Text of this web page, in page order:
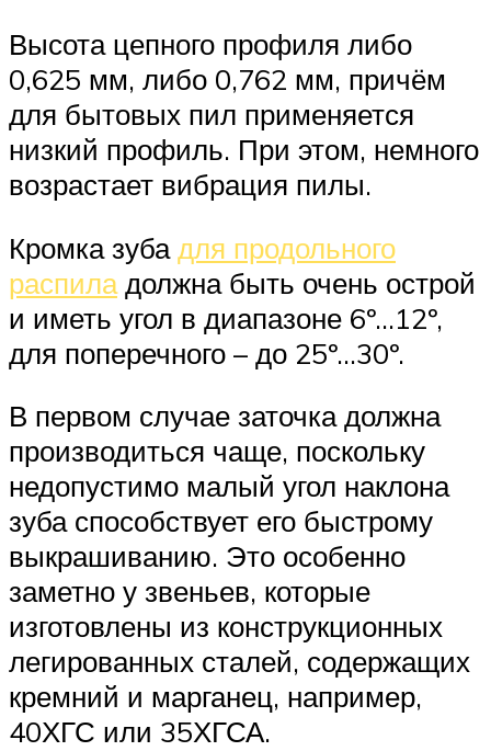
Высота цепного профиля либо
0,625 мм, либо 0,762 мм, причём
для бытовых пил применяется
низкий профиль. При этом, немного
возрастает вибрация пилы.
Кромка зубадля продольного
распиладолжна быть очень острой
и иметь угол в диапазоне 6º…12º,
для поперечного – до 25º…30º.
В первом случае заточка должна
производиться чаще, поскольку
недопустимо малый угол наклона
зуба способствует его быстрому
выкрашиванию. Это особенно
заметно у звеньев, которые
изготовлены из конструкционных
легированных сталей, содержащих
кремний и марганец, например,
40ХГС или 35ХГСА.